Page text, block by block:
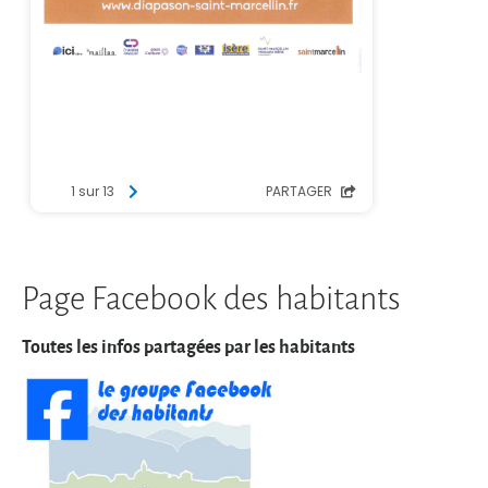
Toutes les infos partagées par les habitants